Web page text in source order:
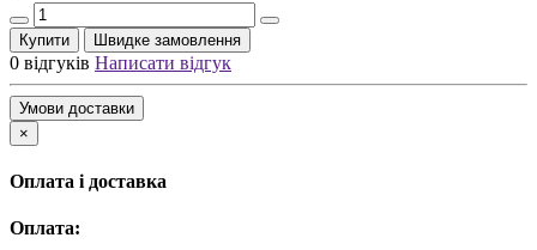
Купити Швидке замовлення
0 відгуків Написати відгук
Умови доставки
×
Оплата і доставка
Оплата: